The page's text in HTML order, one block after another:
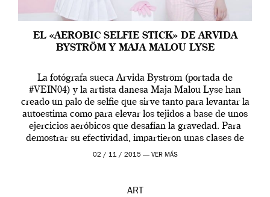
EL «AEROBIC SELFIE STICK» DE ARVIDA
BYSTRÖM Y MAJA MALOU LYSE
La fotógrafa sueca Arvida Byström (portada de
#VEIN04) y la artista danesa Maja Malou Lyse han
creado un palo de selfie que sirve tanto para levantar la
autoestima como para elevar los tejidos a base de unos
ejercicios aeróbicos que desafían la gravedad. Para
demostrar su efectividad, impartieron unas clases de
prueba en el Tate […]
02 / 11 / 2015 — VER MÁS
ART